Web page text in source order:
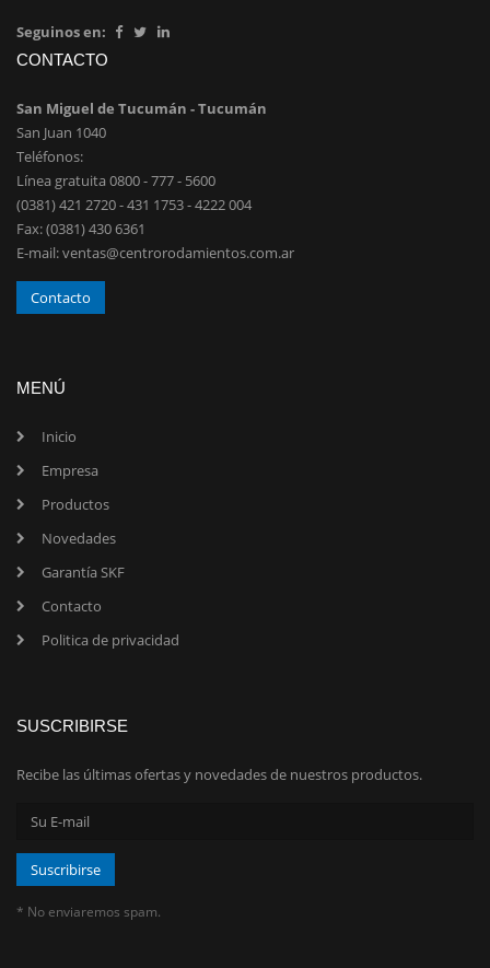
Seguinos en:
CONTACTO
San Miguel de Tucumán - Tucumán
San Juan 1040
Teléfonos:
Línea gratuita 0800 - 777 - 5600
(0381) 421 2720 - 431 1753 - 4222 004
Fax: (0381) 430 6361
E-mail: ventas@centrorodamientos.com.ar
Contacto
MENÚ
Inicio
Empresa
Productos
Novedades
Garantía SKF
Contacto
Politica de privacidad
SUSCRIBIRSE
Recibe las últimas ofertas y novedades de nuestros productos.
* No enviaremos spam.